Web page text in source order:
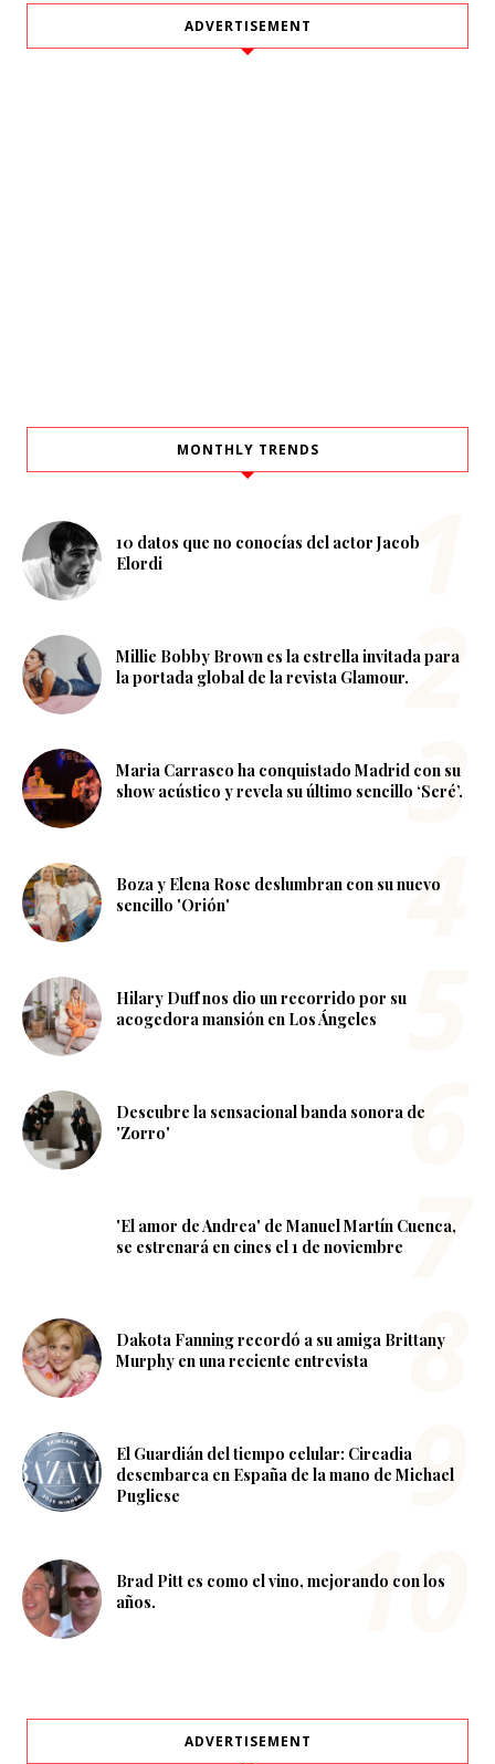
ADVERTISEMENT
MONTHLY TRENDS
10 datos que no conocías del actor Jacob
Elordi
Millie Bobby Brown es la estrella invitada para
la portada global de la revista Glamour.
Maria Carrasco ha conquistado Madrid con su
show acústico y revela su último sencillo ‘Seré’.
Boza y Elena Rose deslumbran con su nuevo
sencillo 'Orión'
Hilary Duff nos dio un recorrido por su
acogedora mansión en Los Ángeles
Descubre la sensacional banda sonora de
'Zorro'
'El amor de Andrea' de Manuel Martín Cuenca,
se estrenará en cines el 1 de noviembre
Dakota Fanning recordó a su amiga Brittany
Murphy en una reciente entrevista
El Guardián del tiempo celular: Circadia
desembarca en España de la mano de Michael
Pugliese
Brad Pitt es como el vino, mejorando con los
años.
ADVERTISEMENT